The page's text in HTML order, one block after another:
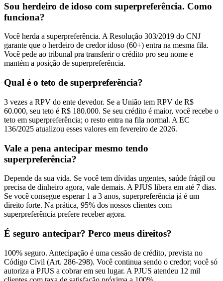
Sou herdeiro de idoso com superpreferência. Como
funciona?
Você herda a superpreferência. A Resolução 303/2019 do CNJ
garante que o herdeiro de credor idoso (60+) entra na mesma fila.
Você pede ao tribunal pra transferir o crédito pro seu nome e
mantém a posição de superpreferência.
Qual é o teto de superpreferência?
3 vezes a RPV do ente devedor. Se a União tem RPV de R$
60.000, seu teto é R$ 180.000. Se seu crédito é maior, você recebe o
teto em superpreferência; o resto entra na fila normal. A EC
136/2025 atualizou esses valores em fevereiro de 2026.
Vale a pena antecipar mesmo tendo
superpreferência?
Depende da sua vida. Se você tem dívidas urgentes, saúde frágil ou
precisa de dinheiro agora, vale demais. A PJUS libera em até 7 dias.
Se você consegue esperar 1 a 3 anos, superpreferência já é um
direito forte. Na prática, 95% dos nossos clientes com
superpreferência prefere receber agora.
É seguro antecipar? Perco meus direitos?
100% seguro. Antecipação é uma cessão de crédito, prevista no
Código Civil (Art. 286-298). Você continua sendo o credor; você só
autoriza a PJUS a cobrar em seu lugar. A PJUS atendeu 12 mil